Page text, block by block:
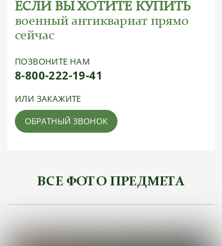
ЕСЛИ ВЫ ХОТИТЕ КУПИТЬ
военный антиквариат прямо
сейчас
ПОЗВОНИТЕ НАМ
8-800-222-19-41
ИЛИ ЗАКАЖИТЕ
ОБРАТНЫЙ ЗВОНОК
ВСЕ ФОТО ПРЕДМЕТА